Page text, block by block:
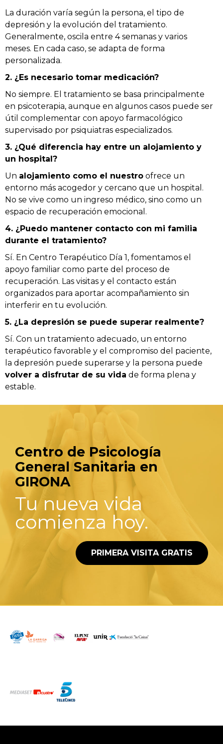
La duración varía según la persona, el tipo de
depresión y la evolución del tratamiento.
Generalmente, oscila entre 4 semanas y varios
meses. En cada caso, se adapta de forma
personalizada.
2. ¿Es necesario tomar medicación?
No siempre. El tratamiento se basa principalmente
en psicoterapia, aunque en algunos casos puede ser
útil complementar con apoyo farmacológico
supervisado por psiquiatras especializados.
3. ¿Qué diferencia hay entre un alojamiento y
un hospital?
Un alojamiento como el nuestro ofrece un
entorno más acogedor y cercano que un hospital.
No se vive como un ingreso médico, sino como un
espacio de recuperación emocional.
4. ¿Puedo mantener contacto con mi familia
durante el tratamiento?
Sí. En Centro Terapéutico Día 1, fomentamos el
apoyo familiar como parte del proceso de
recuperación. Las visitas y el contacto están
organizados para aportar acompañamiento sin
interferir en tu evolución.
5. ¿La depresión se puede superar realmente?
Sí. Con un tratamiento adecuado, un entorno
terapéutico favorable y el compromiso del paciente,
la depresión puede superarse y la persona puede
volver a disfrutar de su vida de forma plena y
estable.
Centro de Psicología
General Sanitaria en
GIRONA
Tu nueva vida
comienza hoy.
PRIMERA VISITA GRATIS